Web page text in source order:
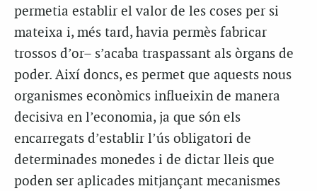
permetia establir el valor de les coses per si
mateixa i, més tard, havia permès fabricar
trossos d’or– s’acaba traspassant als òrgans de
poder. Així doncs, es permet que aquests nous
organismes econòmics influeixin de manera
decisiva en l’economia, ja que són els
encarregats d’establir l’ús obligatori de
determinades monedes i de dictar lleis que
poden ser aplicades mitjançant mecanismes